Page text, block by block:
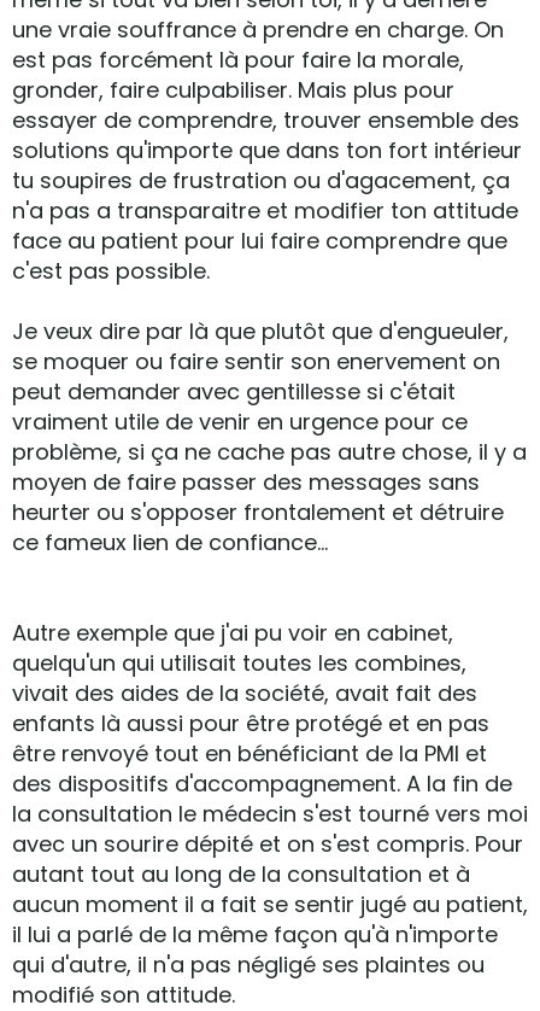
une vraie souffrance à prendre en charge. On
est pas forcément là pour faire la morale,
gronder, faire culpabiliser. Mais plus pour
essayer de comprendre, trouver ensemble des
solutions qu'importe que dans ton fort intérieur
tu soupires de frustration ou d'agacement, ça
n'a pas a transparaitre et modifier ton attitude
face au patient pour lui faire comprendre que
c'est pas possible.
Je veux dire par là que plutôt que d'engueuler,
se moquer ou faire sentir son enervement on
peut demander avec gentillesse si c'était
vraiment utile de venir en urgence pour ce
problème, si ça ne cache pas autre chose, il y a
moyen de faire passer des messages sans
heurter ou s'opposer frontalement et détruire
ce fameux lien de confiance...
Autre exemple que j'ai pu voir en cabinet,
quelqu'un qui utilisait toutes les combines,
vivait des aides de la société, avait fait des
enfants là aussi pour être protégé et en pas
être renvoyé tout en bénéficiant de la PMI et
des dispositifs d'accompagnement. A la fin de
la consultation le médecin s'est tourné vers moi
avec un sourire dépité et on s'est compris. Pour
autant tout au long de la consultation et à
aucun moment il a fait se sentir jugé au patient,
il lui a parlé de la même façon qu'à n'importe
qui d'autre, il n'a pas négligé ses plaintes ou
modifié son attitude.